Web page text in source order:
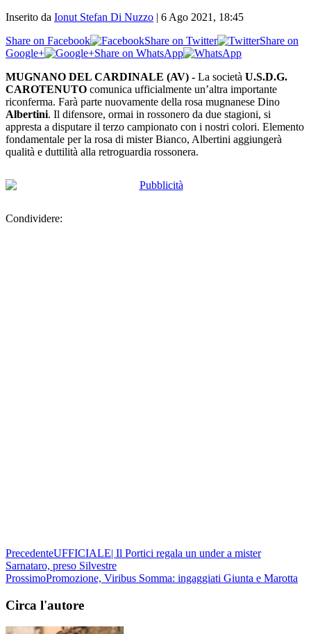
Inserito da Ionut Stefan Di Nuzzo | 6 Ago 2021, 18:45
Share on Facebook
Share on Twitter
Share on
Google+
Share on WhatsApp
MUGNANO DEL CARDINALE (AV) - La società U.S.D.G.
CAROTENUTO comunica ufficialmente un’altra importante
riconferma. Farà parte nuovamente della rosa mugnanese Dino
Albertini. Il difensore, ormai in rossonero da due stagioni, si
appresta a disputare il terzo campionato con i nostri colori. Elemento
fondamentale per la rosa di mister Bianco, Albertini aggiungerà
qualità e duttilità alla retroguardia rossonera.
Condividere:
PrecedenteUFFICIALE| Il Portici regala un under a mister
Sarnataro, preso Silvestre
ProssimoPromozione, Viribus Somma: ingaggiati Giunta e Marotta
Circa l'autore